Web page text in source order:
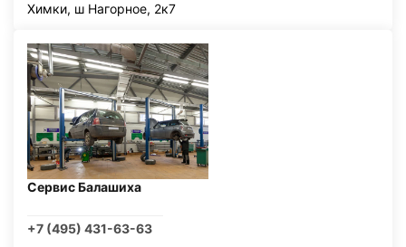
Химки, ш Нагорное, 2к7
Сервис Балашиха
+7 (495) 431-63-63